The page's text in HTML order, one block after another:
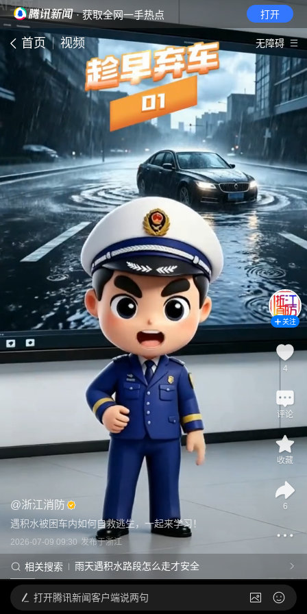
· 获取全网一手热点 打开
首页 视频 无障碍
@浙江消防
遇积水被困车内如何自救逃生，一起来学习！
2026-07-09 09:30 发布于浙江
相关搜索 雨天遇积水路段怎么走才安全
关注
4
评论
收藏
6
打开腾讯新闻客户端说两句